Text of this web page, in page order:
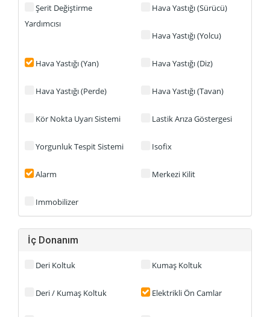
Şerit Değiştirme
Yardımcısı
Hava Yastığı (Sürücü)
Hava Yastığı (Yolcu)
Hava Yastığı (Yan) Hava Yastığı (Diz)
Hava Yastığı (Perde) Hava Yastığı (Tavan)
Kör Nokta Uyarı Sistemi Lastik Arıza Göstergesi
Yorgunluk Tespit Sistemi Isofix
Alarm Merkezi Kilit
Immobilizer
İç Donanım
Deri Koltuk Kumaş Koltuk
Deri / Kumaş Koltuk Elektrikli Ön Camlar